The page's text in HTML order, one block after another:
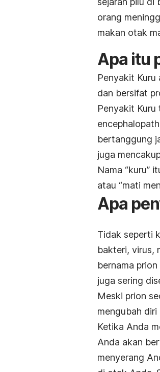
orang
makan otak
Apa itu
Penyakit
dan bersifat
Penyakit
bertanggung
juga
Nama “kuru”
atau “mati
Apa
Tidak seperti
bakteri, virus,
bernama
juga sering
Meski prion
mengubah
Ketika Anda
Anda akan
menyerang